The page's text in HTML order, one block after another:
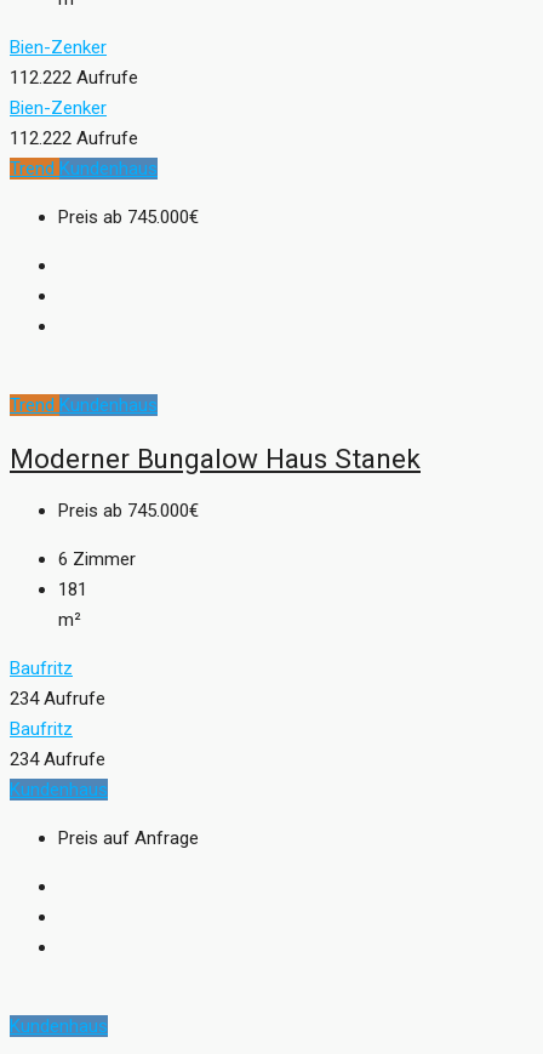
Bien-Zenker
112.222 Aufrufe
Bien-Zenker
112.222 Aufrufe
Trend Kundenhaus
Preis ab 745.000€
Trend Kundenhaus
Moderner Bungalow Haus Stanek
Preis ab 745.000€
6 Zimmer
181
m²
Baufritz
234 Aufrufe
Baufritz
234 Aufrufe
Kundenhaus
Preis auf Anfrage
Kundenhaus